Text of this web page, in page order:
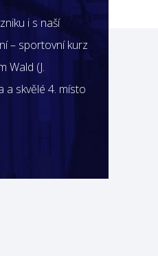
i s naší
– sportovní kurz
Wald (J.
a skvělé 4. místo